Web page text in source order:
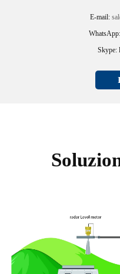
E-mail:
Skype: